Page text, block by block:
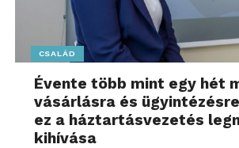
CSALÁD
Évente több mint egy hét
vásárlásra és
ez a háztartásvezetés
kihívása